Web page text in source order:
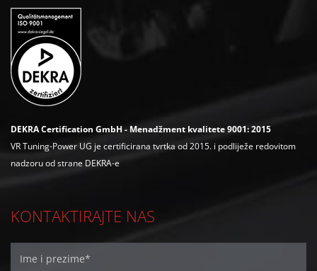
DEKRA Certification GmbH - Menadžment kvalitete 9001: 2015
VR Tuning-Power UG je certificirana tvrtka od 2015. i podliježe redovitom
nadzoru od strane DEKRA-e
KONTAKTIRAJTE NAS